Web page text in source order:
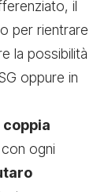
il
per rientrare
la possibilità
oppure in
ogni